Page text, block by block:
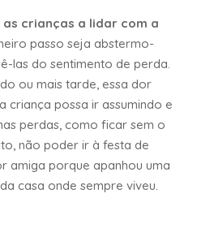
crianças a lidar com a
passo seja abstermo-
las do sentimento de perda.
ou mais tarde, essa dor
criança possa ir assumindo e
perdas, como ficar sem o
não poder ir à festa de
amiga porque apanhou uma
casa onde sempre viveu.